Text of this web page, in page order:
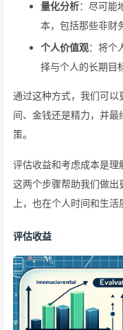
量化分析：尽可能
本，包括那些非财
个人价值观：将个
择与个人的长期目
通过这种方式，我们可
间、金钱还是精力，并
策。
评估收益和考虑成本是理
这两个步骤帮助我们做
上，也在个人时间和生活
评估收益